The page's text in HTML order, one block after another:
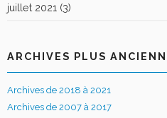
juillet 2021 (3)
ARCHIVES PLUS
Archives de 2018 à 2021
Archives de 2007 à 2017